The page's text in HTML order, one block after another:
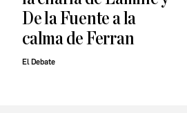
De la Fuente a la
calma de Ferran
El Debate